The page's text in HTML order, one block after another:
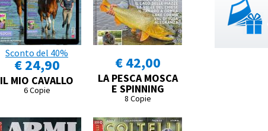
Sconto del 40%
€ 24,90
IL MIO CAVALLO
6 Copie
€ 42,00
LA PESCA MOSCA
E SPINNING
8 Copie